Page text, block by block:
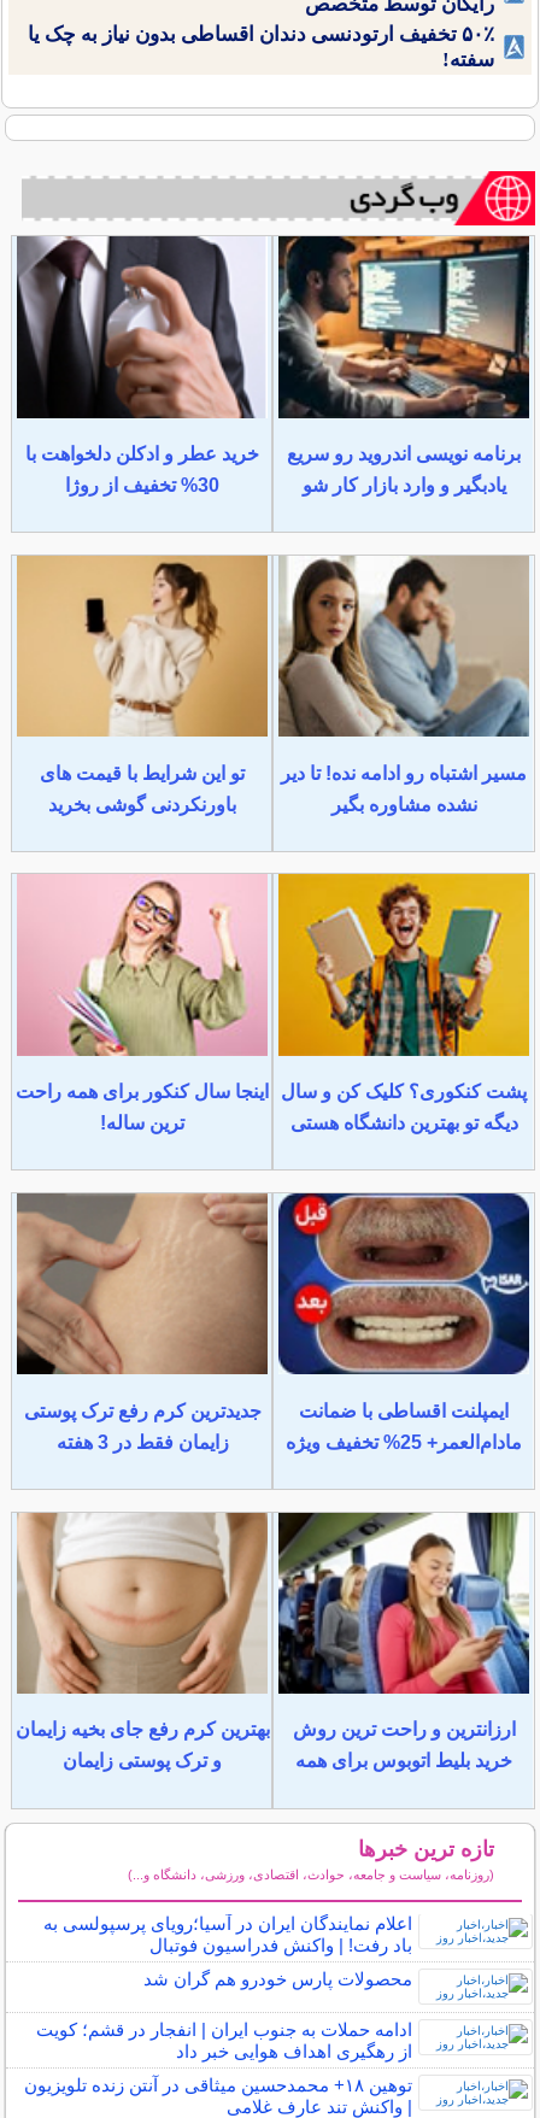
رایگان توسط متخصص
۵۰٪ تخفیف ارتودنسی دندان اقساطی بدون نیاز به چک یا
سفته!
برنامه نویسی اندروید رو سریع
یادبگیر و وارد بازار کار شو
خرید عطر و ادکلن دلخواهت با
30% تخفیف از روژا
مسیر اشتباه رو ادامه نده! تا دیر
نشده مشاوره بگیر
تو این شرایط با قیمت های
باورنکردنی گوشی بخرید
پشت کنکوری؟ کلیک کن و سال
دیگه تو بهترین دانشگاه هستی
اینجا سال کنکور برای همه راحت
ترین ساله!
ایمپلنت اقساطی با ضمانت
مادام‌العمر+ 25% تخفیف ویژه
جدیدترین کرم رفع ترک پوستی
زایمان فقط در 3 هفته
ارزانترین و راحت ترین روش
خرید بلیط اتوبوس برای همه
بهترین کرم رفع جای بخیه زایمان
و ترک پوستی زایمان
تازه ترین خبرها
(روزنامه، سیاست و جامعه، حوادث، اقتصادی، ورزشی، دانشگاه و...)
اعلام نمایندگان ایران در آسیا؛رویای پرسپولسی به
باد رفت! | واکنش فدراسیون فوتبال
محصولات پارس خودرو هم گران شد
ادامه حملات به جنوب ایران | انفجار در قشم؛ کویت
از رهگیری اهداف هوایی خبر داد
توهین ۱۸+ محمدحسین میثاقی در آنتن زنده تلویزیون
| واکنش تند عارف غلامی